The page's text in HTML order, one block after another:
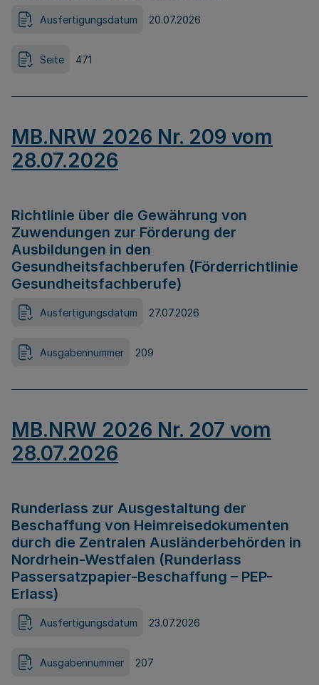
Ausfertigungsdatum 20.07.2026
Seite 471
MB.NRW 2026 Nr. 209 vom
28.07.2026
Richtlinie über die Gewährung von
Zuwendungen zur Förderung der
Ausbildungen in den
Gesundheitsfachberufen (Förderrichtlinie
Gesundheitsfachberufe)
Ausfertigungsdatum 27.07.2026
Ausgabennummer 209
MB.NRW 2026 Nr. 207 vom
28.07.2026
Runderlass zur Ausgestaltung der
Beschaffung von Heimreisedokumenten
durch die Zentralen Ausländerbehörden in
Nordrhein-Westfalen (Runderlass
Passersatzpapier-Beschaffung – PEP-
Erlass)
Ausfertigungsdatum 23.07.2026
Ausgabennummer 207